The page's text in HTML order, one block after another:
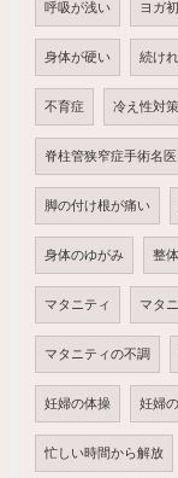
呼吸が浅い ヨガ
身体が硬い 続け
不育症 冷え性対策
脊柱管狭窄症手術名医
脚の付け根が痛い
身体のゆがみ 整
マタニティ マタ
マタニティの不調
妊婦の体操 妊婦
忙しい時間から解放